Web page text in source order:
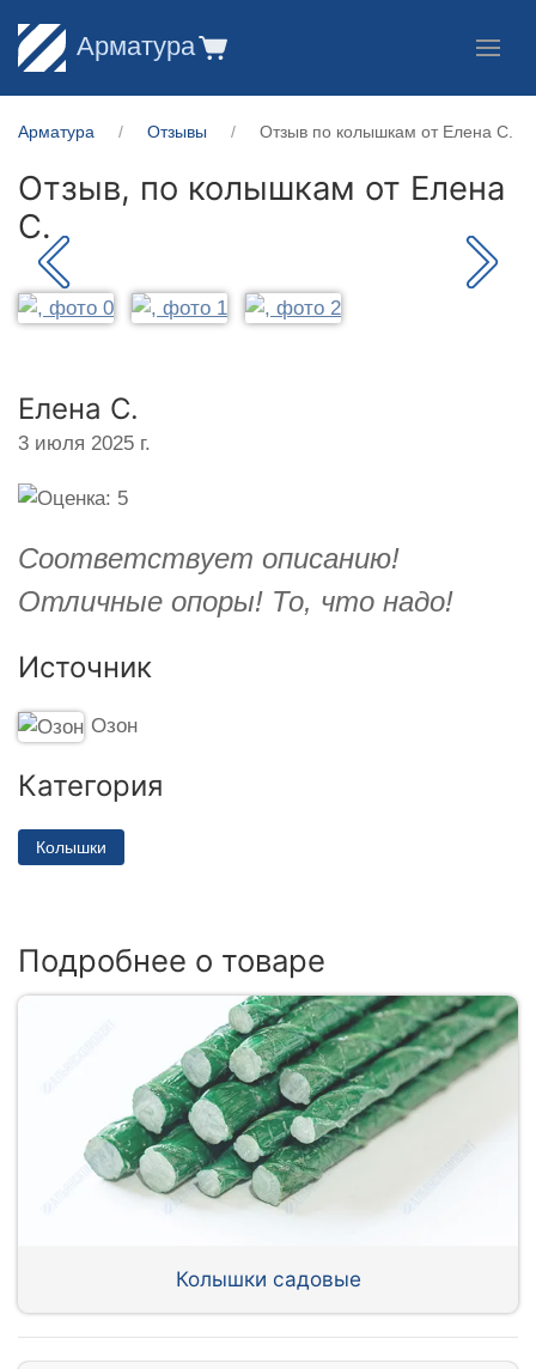
Арматура
Арматура Отзывы Отзыв по колышкам от Елена С.
Отзыв, по колышкам от Елена
С.
Елена С.
3 июля 2025 г.
Соответствует описанию!
Отличные опоры! То, что надо!
Источник
Озон
Категория
Колышки
Подробнее о товаре
Колышки садовые